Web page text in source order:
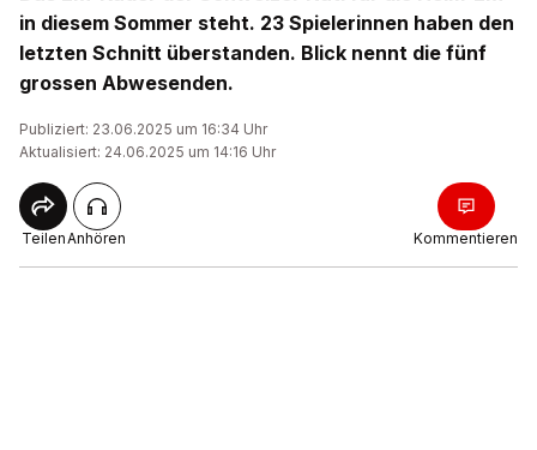
in diesem Sommer steht. 23 Spielerinnen haben den
letzten Schnitt überstanden. Blick nennt die fünf
grossen Abwesenden.
Publiziert: 23.06.2025 um 16:34 Uhr
Aktualisiert: 24.06.2025 um 14:16 Uhr
TeilenAnhören Kommentieren